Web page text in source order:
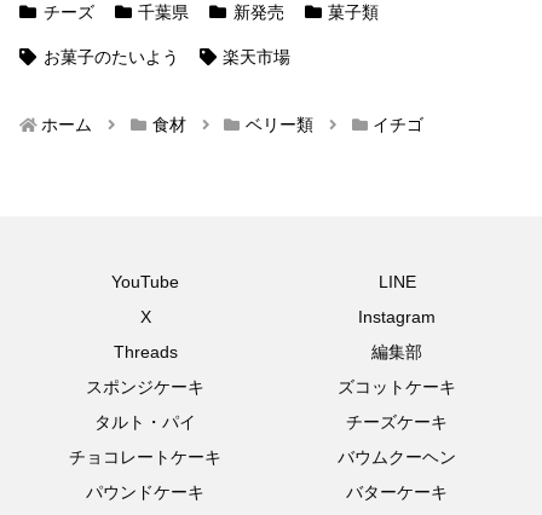
チーズ
千葉県 新発売 菓子類
お菓子のたいよう 楽天市場
ホーム 食材 ベリー類 イチゴ
YouTube
LINE
X
Instagram
Threads
編集部
スポンジケーキ
ズコットケーキ
タルト・パイ
チーズケーキ
チョコレートケーキ
バウムクーヘン
パウンドケーキ
バターケーキ